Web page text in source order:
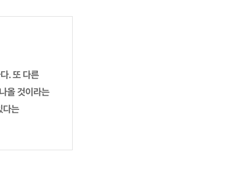
. 또 다른
올 것이라는
다는